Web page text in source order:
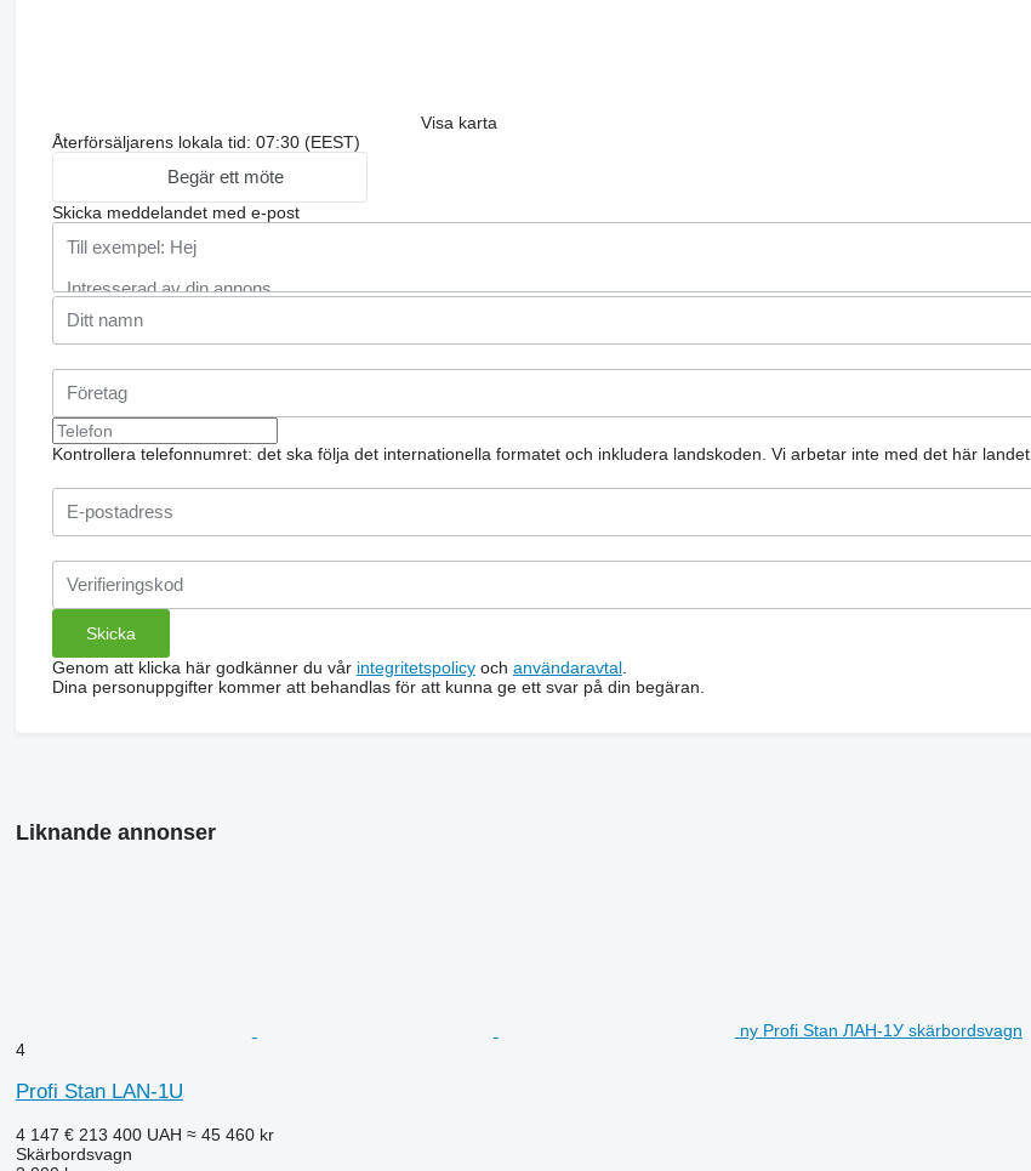
Visa karta
Återförsäljarens lokala tid: 07:30 (EEST)
Begär ett möte
Skicka meddelandet med e-post
Kontrollera telefonnumret: det ska följa det internationella formatet och inkludera landskoden. Vi arbetar inte med det här landet
Genom att klicka här godkänner du vår integritetspolicyoch användaravtal.
Dina personuppgifter kommer att behandlas för att kunna ge ett svar på din begäran.
Liknande annonser
ny Profi Stan ЛАН-1У skärbordsvagn
4
Profi Stan LAN-1U
4 147 € 213 400 UAH ≈ 45 460 kr
Skärbordsvagn